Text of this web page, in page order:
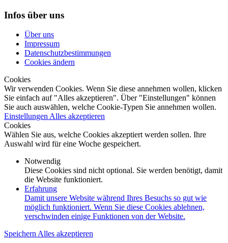
Infos über uns
Über uns
Impressum
Datenschutzbestimmungen
Cookies ändern
Cookies
Wir verwenden Cookies. Wenn Sie diese annehmen wollen, klicken
Sie einfach auf "Alles akzeptieren". Über "Einstellungen" können
Sie auch auswählen, welche Cookie-Typen Sie annehmen wollen.
Einstellungen Alles akzeptieren
Cookies
Wählen Sie aus, welche Cookies akzeptiert werden sollen. Ihre
Auswahl wird für eine Woche gespeichert.
Notwendig
Diese Cookies sind nicht optional. Sie werden benötigt, damit
die Website funktioniert.
Erfahrung
Damit unsere Website während Ihres Besuchs so gut wie
möglich funktioniert. Wenn Sie diese Cookies ablehnen,
verschwinden einige Funktionen von der Website.
Speichern Alles akzeptieren